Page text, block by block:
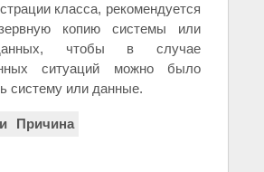
класса, рекомендуется
копию системы или
чтобы в случае
ситуаций можно было
систему или данные.
Причина